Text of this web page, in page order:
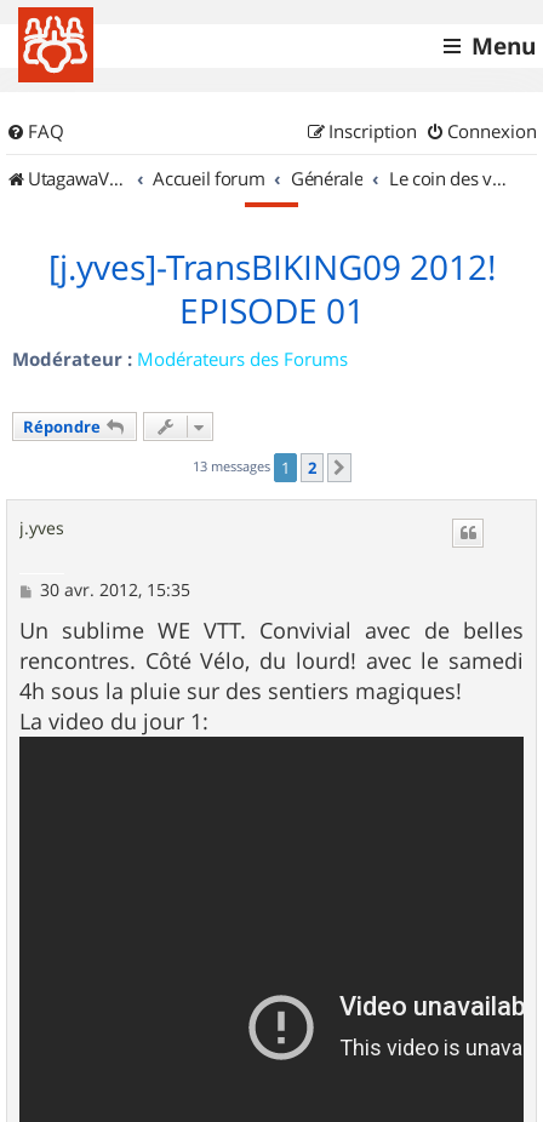
Menu
FAQ Connexion
Inscription
UtagawaVTT (Randos VTT et VTTAE avec traces GPS)
Accueil forum Générale Le coin des vidéastes
[j.yves]-TransBIKING09 2012!
EPISODE 01
Modérateur : Modérateurs des Forums
Répondre
13 messages 1 2
j.yves
M
s
s
a
g
e
30 avr. 2012, 15:35
Un sublime WE VTT. Convivial avec de belles
rencontres. Côté Vélo, du lourd! avec le samedi
4h sous la pluie sur des sentiers magiques!
La video du jour 1: